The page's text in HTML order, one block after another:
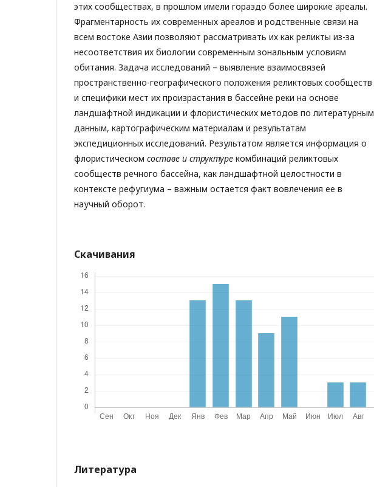
этих сообществах, в прошлом имели гораздо более широкие ареалы.
Фрагментарность их современных ареалов и родственные связи на
всем востоке Азии позволяют рассматривать их как реликты из-за
несоответствия их биологии современным зональным условиям
обитания. Задача исследований – выявление взаимосвязей
пространственно-географического положения реликтовых сообществ
и специфики мест их произрастания в бассейне реки на основе
ландшафтной индикации и флористических методов по литературным
данным, картографическим материалам и результатам
экспедиционных исследований. Результатом является информация о
флористическом составе и структуре комбинаций реликтовых
сообществ речного бассейна, как ландшафтной целостности в
контексте рефугиума – важным остается факт вовлечения ее в
научный оборот.
Скачивания
Литература